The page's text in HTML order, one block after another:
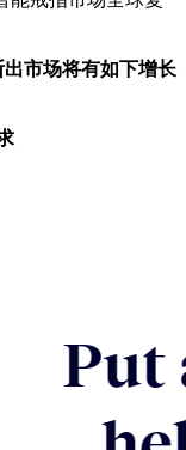
市场将有如下增长